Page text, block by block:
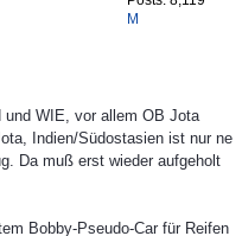
M
WIE, vor allem OB Jota
Indien/Südostasien ist nur ne
Da muß erst wieder aufgeholt
Bobby-Pseudo-Car für Reifen